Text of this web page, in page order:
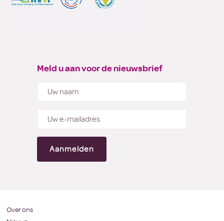
Meld u aan voor de nieuwsbrief
Over ons